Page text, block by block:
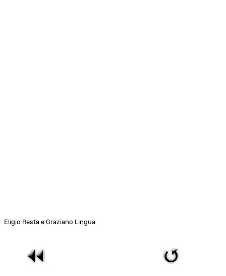
Eligio Resta e Graziano Lingua